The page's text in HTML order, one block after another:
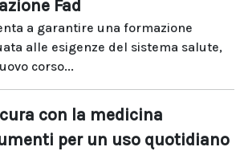
Fad
a garantire una formazione
alle esigenze del sistema salute,
corso...
con la medicina
per un uso quotidiano